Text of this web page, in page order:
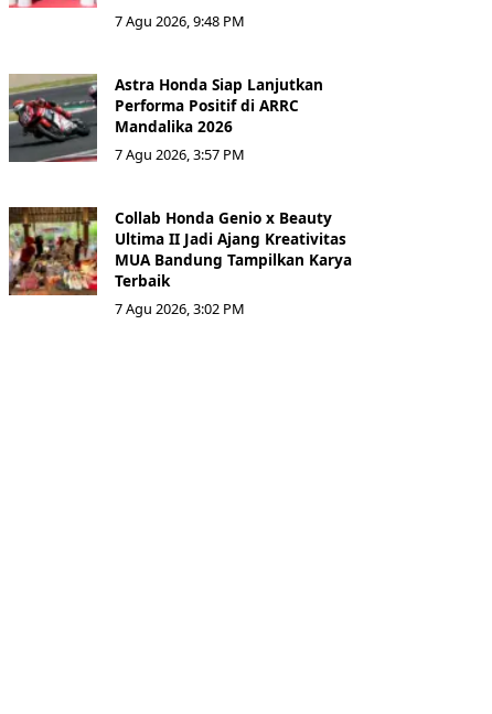
7 Agu 2026, 9:48 PM
Astra Honda Siap Lanjutkan
Performa Positif di ARRC
Mandalika 2026
7 Agu 2026, 3:57 PM
Collab Honda Genio x Beauty
Ultima II Jadi Ajang Kreativitas
MUA Bandung Tampilkan Karya
Terbaik
7 Agu 2026, 3:02 PM